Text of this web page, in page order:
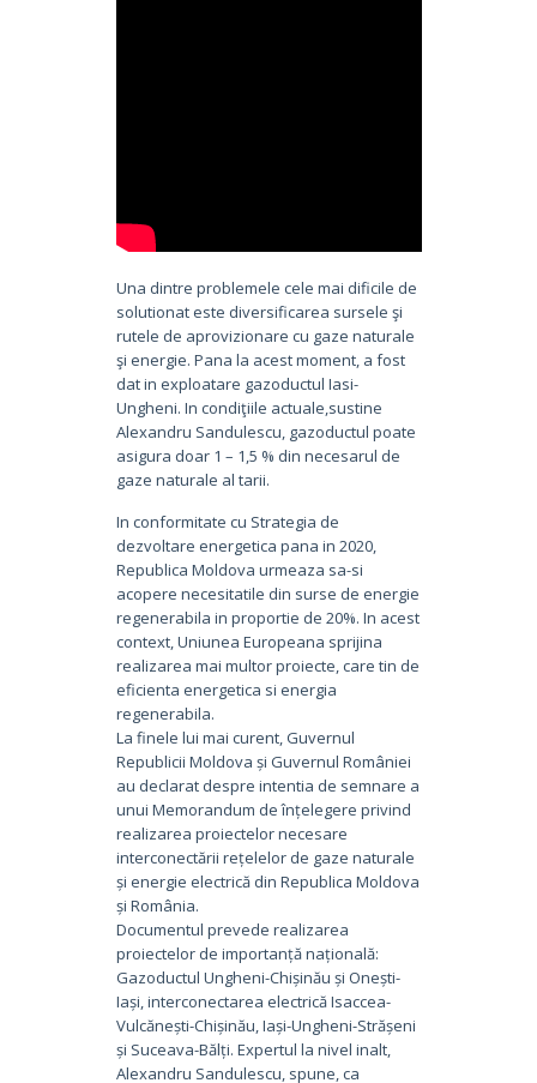
Una dintre problemele cele mai dificile de
solutionat este diversificarea sursele şi
rutele de aprovizionare cu gaze naturale
şi energie. Pana la acest moment, a fost
dat in exploatare gazoductul Iasi-
Ungheni. In condiţiile actuale,sustine
Alexandru Sandulescu, gazoductul poate
asigura doar 1 – 1,5 % din necesarul de
gaze naturale al tarii.
In conformitate cu Strategia de
dezvoltare energetica pana in 2020,
Republica Moldova urmeaza sa-si
acopere necesitatile din surse de energie
regenerabila in proportie de 20%. In acest
context, Uniunea Europeana sprijina
realizarea mai multor proiecte, care tin de
eficienta energetica si energia
regenerabila.
La finele lui mai curent, Guvernul
Republicii Moldova și Guvernul României
au declarat despre intentia de semnare a
unui Memorandum de înțelegere privind
realizarea proiectelor necesare
interconectării rețelelor de gaze naturale
și energie electrică din Republica Moldova
și România.
Documentul prevede realizarea
proiectelor de importanță națională:
Gazoductul Ungheni-Chișinău și Onești-
Iași, interconectarea electrică Isaccea-
Vulcănești-Chișinău, Iași-Ungheni-Strășeni
și Suceava-Bălți. Expertul la nivel inalt,
Alexandru Sandulescu, spune, ca